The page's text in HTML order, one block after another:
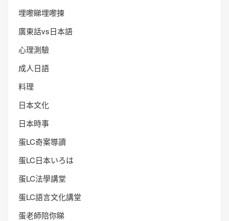
埋嚟睇埋嚟揀
廣東話vs日本語
心理測驗
成人日語
料理
日本文化
日本時事
蛋LC奇案導讀
蛋LC日本いろは
蛋LC法學講堂
蛋LC語言文化講堂
蛋老師陪你睇